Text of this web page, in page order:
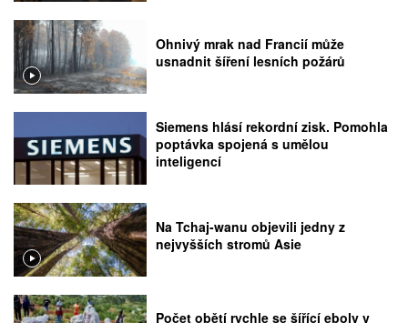
Ohnivý mrak nad Francií může
usnadnit šíření lesních požárů
Siemens hlásí rekordní zisk. Pomohla
poptávka spojená s umělou
inteligencí
Na Tchaj-wanu objevili jedny z
nejvyšších stromů Asie
Počet obětí rychle se šířící eboly v